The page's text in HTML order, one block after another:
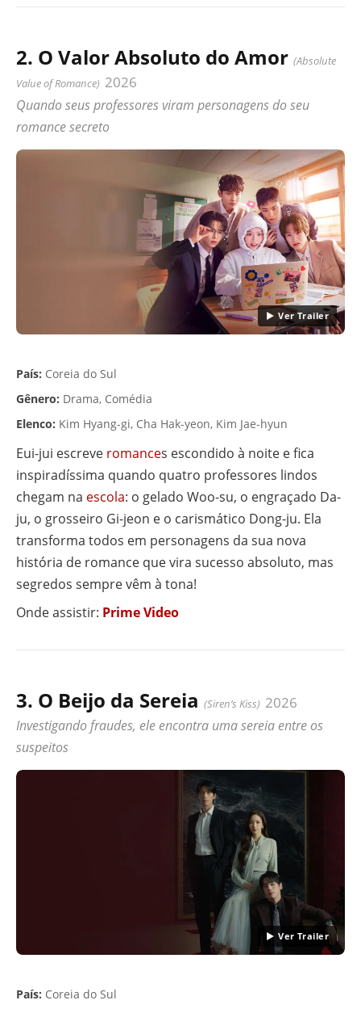
2. O Valor Absoluto do Amor (Absolute
Value of Romance) 2026
Quando seus professores viram personagens do seu
romance secreto
▶ Ver Trailer
País: Coreia do Sul
Gênero: Drama, Comédia
Elenco: Kim Hyang-gi, Cha Hak-yeon, Kim Jae-hyun
Eui-jui escreve romances escondido à noite e fica
inspiradíssima quando quatro professores lindos
chegam na escola: o gelado Woo-su, o engraçado Da-
ju, o grosseiro Gi-jeon e o carismático Dong-ju. Ela
transforma todos em personagens da sua nova
história de romance que vira sucesso absoluto, mas
segredos sempre vêm à tona!
Onde assistir: Prime Video
3. O Beijo da Sereia (Siren’s Kiss) 2026
Investigando fraudes, ele encontra uma sereia entre os
suspeitos
▶ Ver Trailer
País: Coreia do Sul